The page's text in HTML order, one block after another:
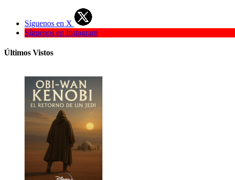
Síguenos en X
Síguenos en Instagram
Últimos Vistos